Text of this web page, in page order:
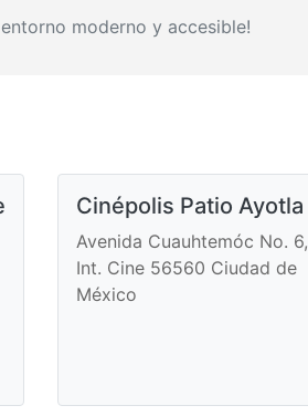
moderno y accesible!
Cinépolis Patio Ayotla
Avenida Cuauhtemóc No. 6,
Int. Cine 56560 Ciudad de
México